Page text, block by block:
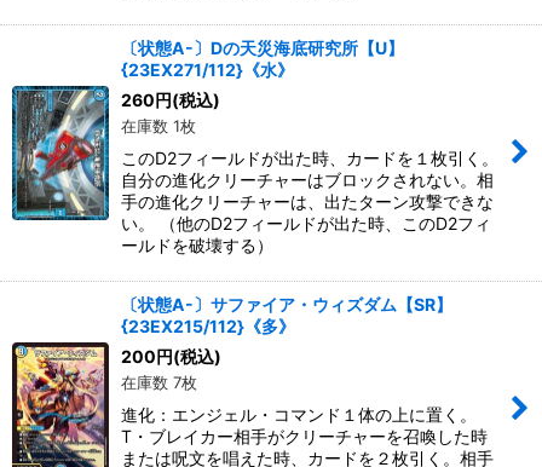
〔状態A-〕Dの天災海底研究所【U】
{23EX271/112}《水》
260円(税込)
在庫数 1枚
このD2フィールドが出た時、カードを１枚引く。
自分の進化クリーチャーはブロックされない。相
手の進化クリーチャーは、出たターン攻撃できな
い。 （他のD2フィールドが出た時、このD2フィ
ールドを破壊する）
〔状態A-〕サファイア・ウィズダム【SR】
{23EX215/112}《多》
200円(税込)
在庫数 7枚
進化：エンジェル・コマンド１体の上に置く。
T・ブレイカー相手がクリーチャーを召喚した時
または呪文を唱えた時、カードを２枚引く。相手